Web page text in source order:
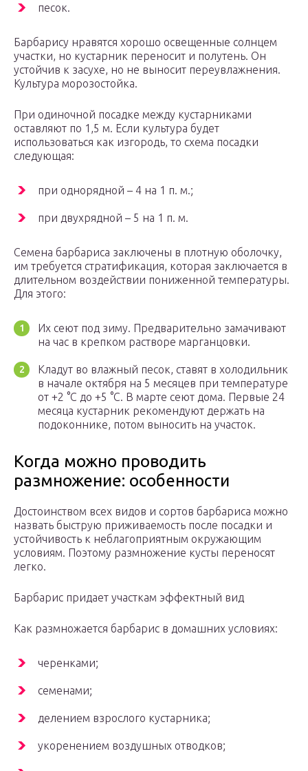
песок.
Барбарису нравятся хорошо освещенные солнцем
участки, но кустарник переносит и полутень. Он
устойчив к засухе, но не выносит переувлажнения.
Культура морозостойка.
При одиночной посадке между кустарниками
оставляют по 1,5 м. Если культура будет
использоваться как изгородь, то схема посадки
следующая:
при однорядной – 4 на 1 п. м.;
при двухрядной – 5 на 1 п. м.
Семена барбариса заключены в плотную оболочку,
им требуется стратификация, которая заключается в
длительном воздействии пониженной температуры.
Для этого:
Их сеют под зиму. Предварительно замачивают
на час в крепком растворе марганцовки.
Кладут во влажный песок, ставят в холодильник
в начале октября на 5 месяцев при температуре
от +2 °С до +5 °С. В марте сеют дома. Первые 24
месяца кустарник рекомендуют держать на
подоконнике, потом выносить на участок.
Когда можно проводить
размножение: особенности
Достоинством всех видов и сортов барбариса можно
назвать быструю приживаемость после посадки и
устойчивость к неблагоприятным окружающим
условиям. Поэтому размножение кусты переносят
легко.
Барбарис придает участкам эффектный вид
Как размножается барбарис в домашних условиях:
черенками;
семенами;
делением взрослого кустарника;
укоренением воздушных отводков;